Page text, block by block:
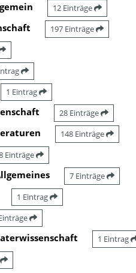
12 Einträge
197 Einträge
1 Eintrag
28 Einträge
148 Einträge
Einträge
7 Einträge
1 Eintrag
1 Eintrag